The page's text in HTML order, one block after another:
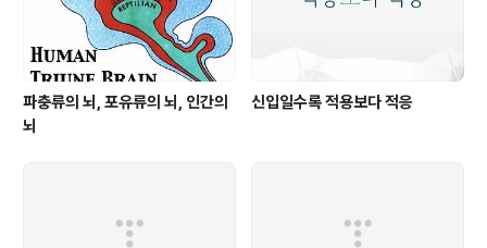
파충류의 뇌, 포유류의 뇌, 인간의
뇌
신입일수록 적용보다 적응